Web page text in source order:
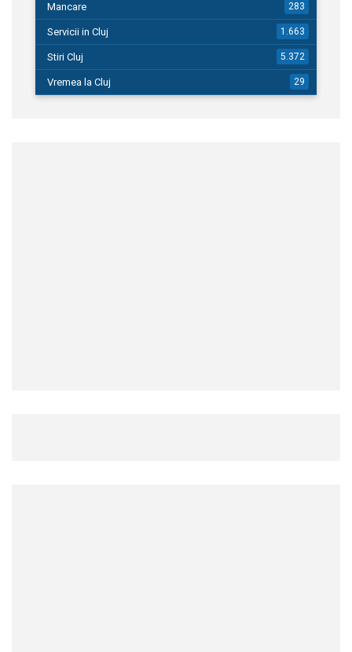
Mancare 283
Servicii in Cluj 1.663
Stiri Cluj 5.372
Vremea la Cluj 29